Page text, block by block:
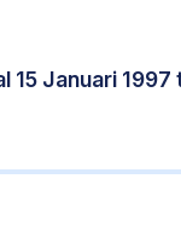
Januari